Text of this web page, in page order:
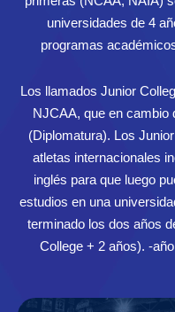
universidades de 4
programas
Los llamados Junior
NJCAA, que en cambio
(Diplomatura). Los
atletas internacionales
inglés para que luego
estudios en una
terminado los dos años
College + 2 años). -